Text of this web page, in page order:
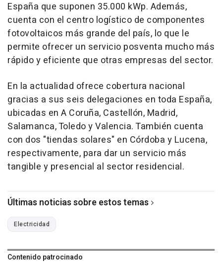
España que suponen 35.000 kWp. Además,
cuenta con el centro logístico de componentes
fotovoltaicos más grande del país, lo que le
permite ofrecer un servicio posventa mucho más
rápido y eficiente que otras empresas del sector.
En la actualidad ofrece cobertura nacional
gracias a sus seis delegaciones en toda España,
ubicadas en A Coruña, Castellón, Madrid,
Salamanca, Toledo y Valencia. También cuenta
con dos "tiendas solares" en Córdoba y Lucena,
respectivamente, para dar un servicio más
tangible y presencial al sector residencial.
Últimas noticias sobre estos temas
Electricidad
Contenido patrocinado